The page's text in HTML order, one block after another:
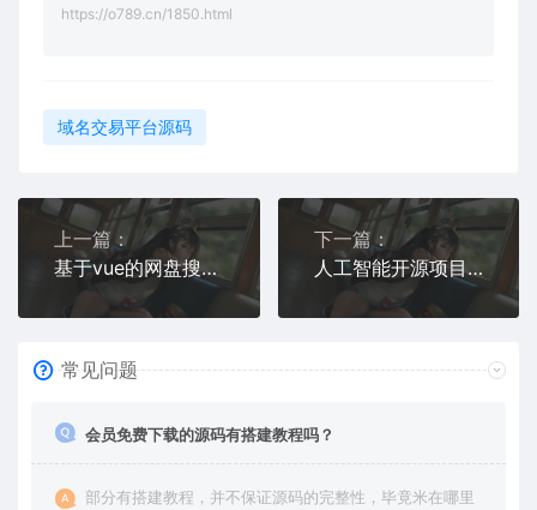
https://o789.cn/1850.html
域名交易平台源码
上一篇：
基于vue的网盘搜索源码 电视直播 Alist聚合播放
下一篇：
人工智能开源项目推荐：2025年最值得收藏的Chat AI源码分享
常见问题
会员免费下载的源码有搭建教程吗？
部分有搭建教程，并不保证源码的完整性，毕竟米在哪里